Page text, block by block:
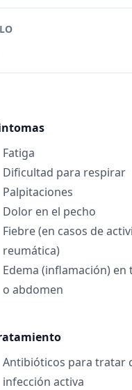
Fatiga
Dificultad para respirar
Palpitaciones
Dolor en el pecho
Fiebre (en casos de
reumática)
Edema (inflamación) en
o abdomen
Antibióticos para tratar
infección activa